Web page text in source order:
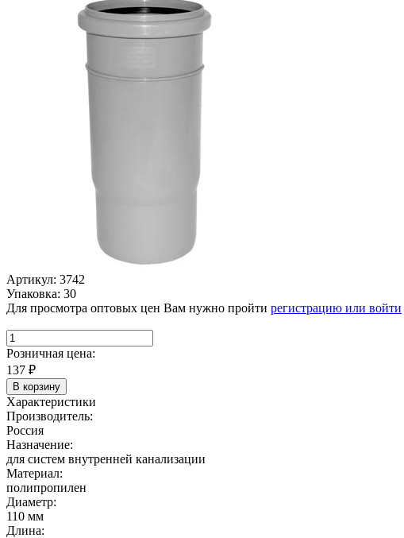
Артикул: 3742
Упаковка: 30
Для просмотра оптовых цен Вам нужно пройти регистрацию или войти
Розничная цена:
137 ₽
В корзину
Характеристики
Производитель:
Россия
Назначение:
для систем внутренней канализации
Материал:
полипропилен
Диаметр:
110 мм
Длина: